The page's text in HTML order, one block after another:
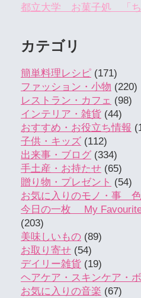
都立大学 お菓子処 「
カテゴリ
簡単料理レシピ (171)
ファッション・小物 (220)
レストラン・カフェ (98)
インテリア・雑貨 (44)
おすすめ・お役立ち情報
子供・キッズ (112)
出来事・ブログ (334)
手土産・お持たせ (65)
贈り物・プレゼント (54)
お気に入りのモノ・事 色
今日の一枚 My
(203)
美味しいもの (89)
お取り寄せ (54)
デイリー雑貨 (19)
ヘアケア・スキンケア・
お気に入りの音楽 (67)